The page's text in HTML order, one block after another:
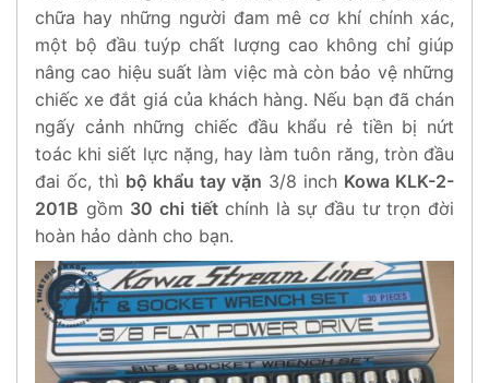
chữa hay những người đam mê cơ khí chính xác,
một bộ đầu tuýp chất lượng cao không chỉ giúp
nâng cao hiệu suất làm việc mà còn bảo vệ những
chiếc xe đắt giá của khách hàng. Nếu bạn đã chán
ngấy cảnh những chiếc đầu khẩu rẻ tiền bị nứt
toác khi siết lực nặng, hay làm tuôn răng, tròn đầu
đai ốc, thì bộ khẩu tay vặn 3/8 inch Kowa KLK-2-
201B gồm 30 chi tiếtchính là sự đầu tư trọn đời
hoàn hảo dành cho bạn.